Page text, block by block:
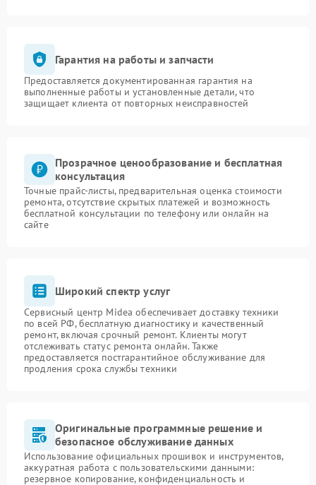
Гарантия на работы и запчасти
Предоставляется документированная гарантия на
выполненные работы и установленные детали, что
защищает клиента от повторных неисправностей
Прозрачное ценообразование и бесплатная
консультация
Точные прайс-листы, предварительная оценка стоимости
ремонта, отсутствие скрытых платежей и возможность
бесплатной консультации по телефону или онлайн на
сайте
Широкий спектр услуг
Сервисный центр Midea обеспечивает доставку техники
по всей РФ, бесплатную диагностику и качественный
ремонт, включая срочный ремонт. Клиенты могут
отслеживать статус ремонта онлайн. Также
предоставляется постгарантийное обслуживание для
продления срока службы техники
Оригинальные программные решение и
безопасное обслуживание данных
Использование официальных прошивок и инструментов,
аккуратная работа с пользовательскими данными:
резервное копирование, конфиденциальность и